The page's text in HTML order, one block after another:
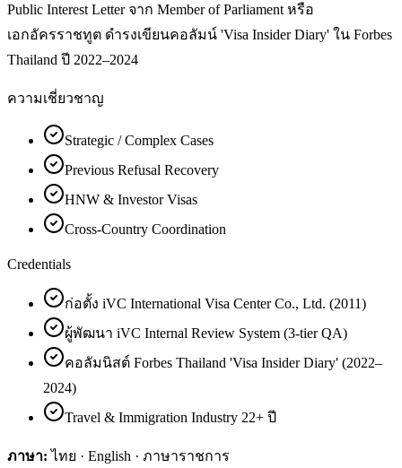
Public Interest Letter จาก Member of Parliament หรือ
เอกอัครราชทูต ดำรงเขียนคอลัมน์ 'Visa Insider Diary' ใน Forbes
Thailand ปี 2022–2024
ความเชี่ยวชาญ
Strategic / Complex Cases
Previous Refusal Recovery
HNW & Investor Visas
Cross-Country Coordination
Credentials
ก่อตั้ง iVC International Visa Center Co., Ltd. (2011)
ผู้พัฒนา iVC Internal Review System (3-tier QA)
คอลัมนิสต์ Forbes Thailand 'Visa Insider Diary' (2022–
2024)
Travel & Immigration Industry 22+ ปี
ภาษา: ไทย · English · ภาษาราชการ